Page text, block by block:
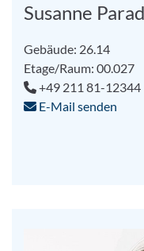
Susanne
Gebäude: 26.14
Etage/Raum: 00.027
+49 211 81-12344
E-Mail senden